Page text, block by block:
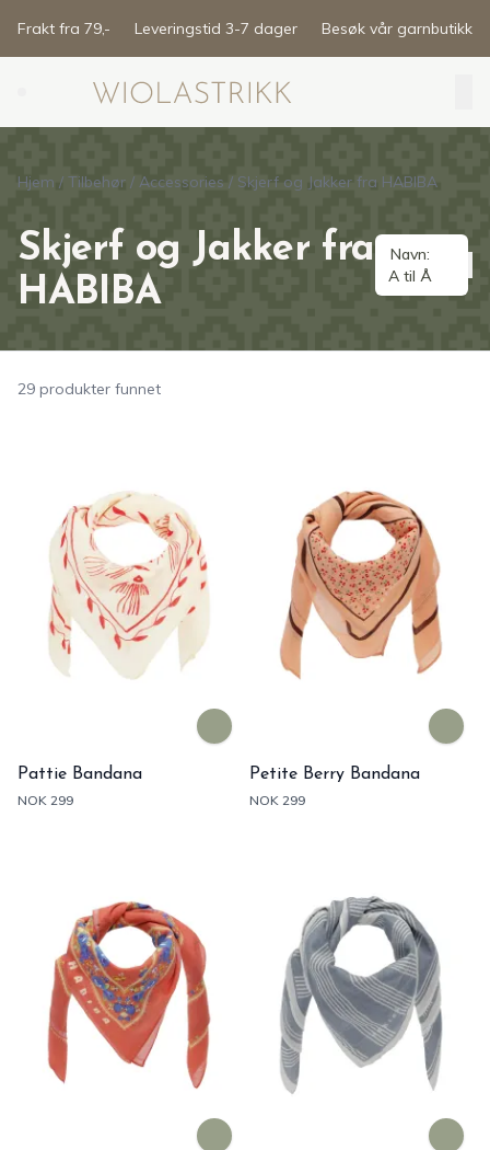
Frakt fra 79,- Leveringstid 3-7 dager Besøk vår garnbutikk
Search (⌘K)
Hjem / Tilbehør / Accessories / Skjerf og Jakker fra HABIBA
Skjerf og Jakker fra
HABIBA
Navn:
A til Å
29 produkter funnet
Pattie Bandana
NOK 299
Petite Berry Bandana
NOK 299